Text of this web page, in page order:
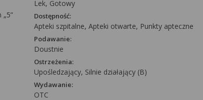
Lek, Gotowy
Dostępność:
Apteki szpitalne, Apteki otwarte, Punkty apteczne
Podawanie:
Doustnie
Ostrzeżenia:
Upośledzający, Silnie działający (B)
Wydawanie:
OTC